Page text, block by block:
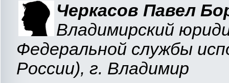
Черкасов Павел
Владимирский
Федеральной службы
России), г. Владимир